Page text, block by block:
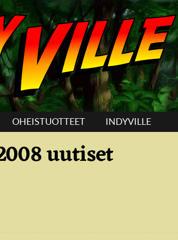
OHEISTUOTTEET INDYVILLE
uutiset